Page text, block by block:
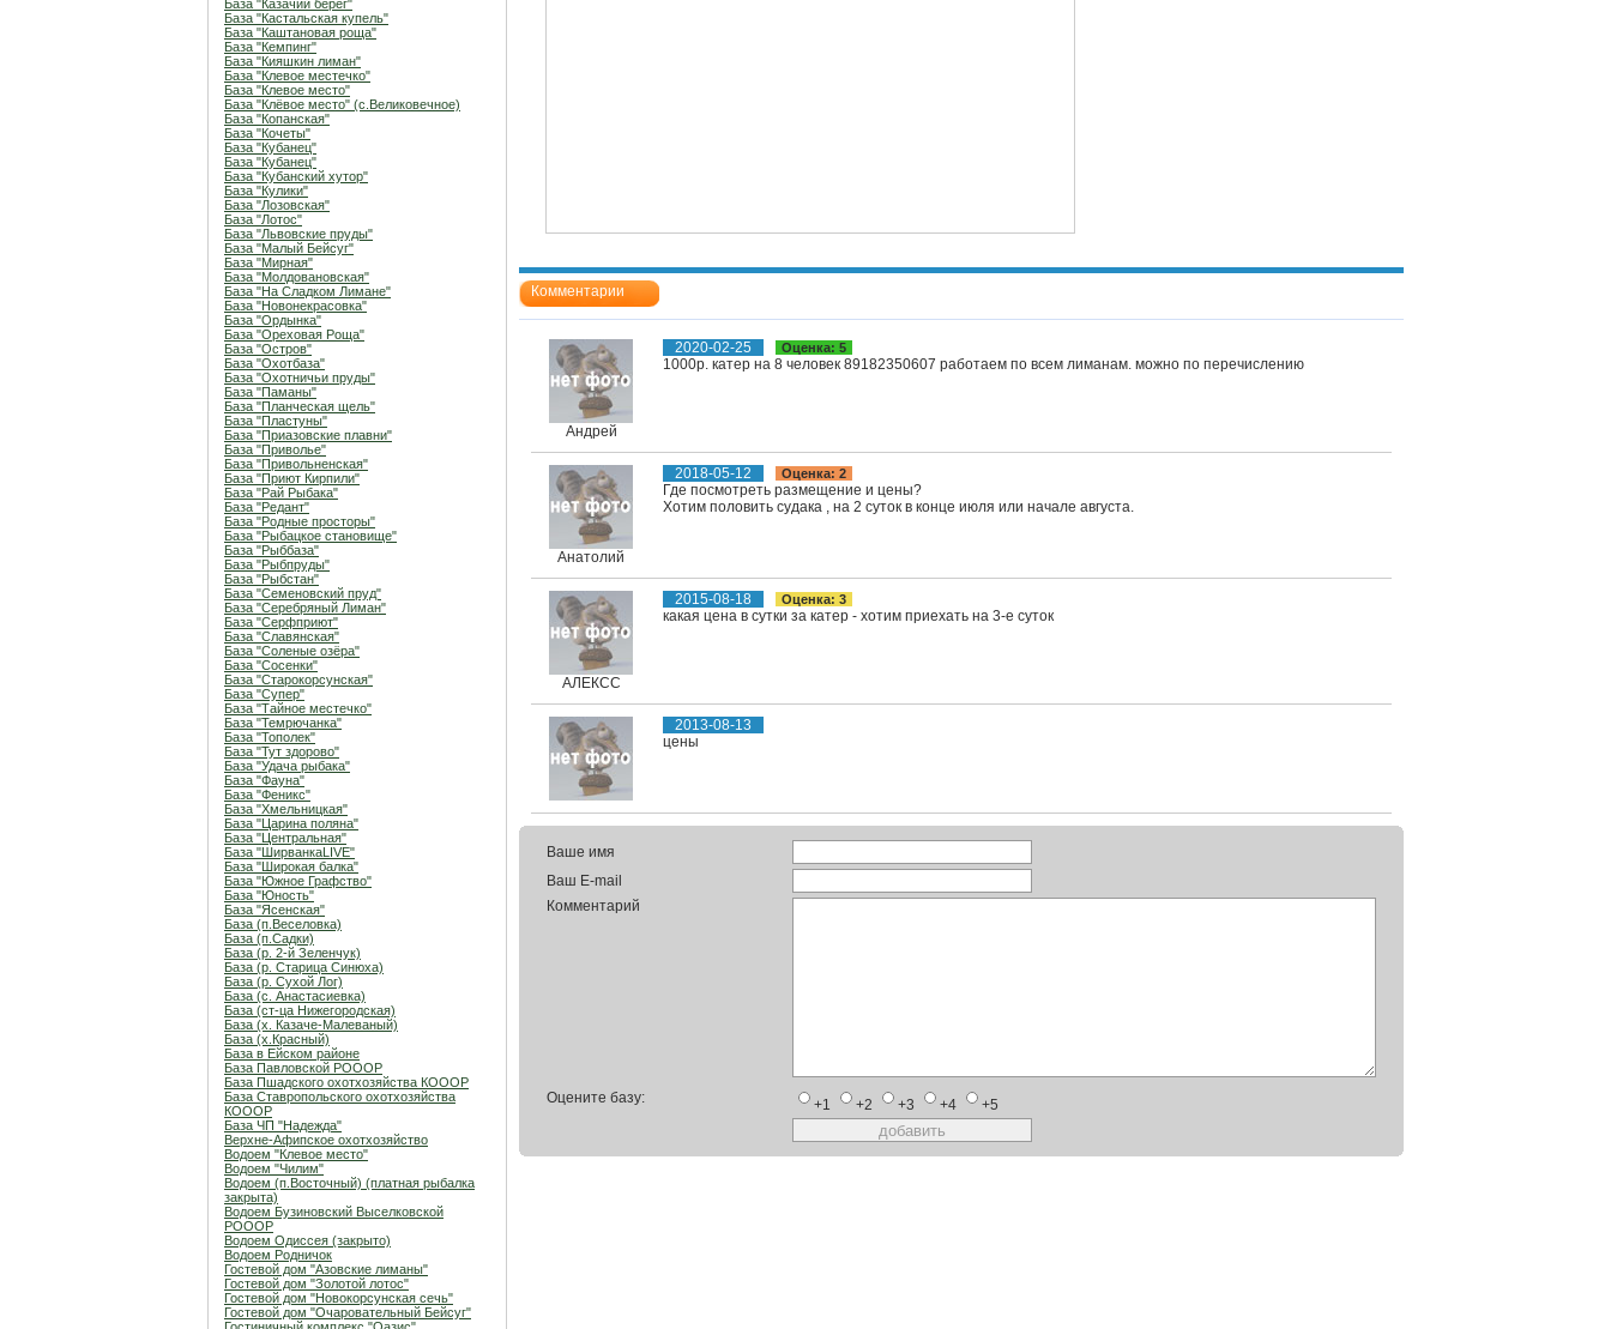
База "Казачий берег"
База "Кастальская купель"
База "Каштановая роща"
База "Кемпинг"
База "Кияшкин лиман"
База "Клевое местечко"
База "Клевое место"
База "Клёвое место" (с.Великовечное)
База "Копанская"
База "Кочеты"
База "Кубанец"
База "Кубанец"
База "Кубанский хутор"
База "Кулики"
База "Лозовская"
База "Лотос"
База "Львовские пруды"
База "Малый Бейсуг"
База "Мирная"
База "Молдовановская"
База "На Сладком Лимане"
База "Новонекрасовка"
База "Ордынка"
База "Ореховая Роща"
База "Остров"
База "Охотбаза"
База "Охотничьи пруды"
База "Паманы"
База "Планческая щель"
База "Пластуны"
База "Приазовские плавни"
База "Приволье"
База "Привольненская"
База "Приют Кирпили"
База "Рай Рыбака"
База "Редант"
База "Родные просторы"
База "Рыбацкое становище"
База "Рыббаза"
База "Рыбпруды"
База "Рыбстан"
База "Семеновский пруд"
База "Серебряный Лиман"
База "Серфприют"
База "Славянская"
База "Соленые озёра"
База "Сосенки"
База "Старокорсунская"
База "Супер"
База "Тайное местечко"
База "Темрючанка"
База "Тополек"
База "Тут здорово"
База "Удача рыбака"
База "Фауна"
База "Феникс"
База "Хмельницкая"
База "Царина поляна"
База "Центральная"
База "ШирванкаLIVE"
База "Широкая балка"
База "Южное Графство"
База "Юность"
База "Ясенская"
База (п.Веселовка)
База (п.Садки)
База (р. 2-й Зеленчук)
База (р. Старица Синюха)
База (р. Сухой Лог)
База (с. Анастасиевка)
База (ст-ца Нижегородская)
База (х. Казаче-Малеваный)
База (х.Красный)
База в Ейском районе
База Павловской РОООР
База Пшадского охотхозяйства КОООР
База Ставропольского охотхозяйства
КОООР
База ЧП "Надежда"
Верхне-Афипское охотхозяйство
Водоем "Клевое место"
Водоем "Чилим"
Водоем (п.Восточный) (платная рыбалка
закрыта)
Водоем Бузиновский Выселковской
РОООР
Водоем Одиссея (закрыто)
Водоем Родничок
Гостевой дом "Азовские лиманы"
Гостевой дом "Золотой лотос"
Гостевой дом "Новокорсунская сечь"
Гостевой дом "Очаровательный Бейсуг"
Комментарии
Андрей
2020-02-25 Оценка: 5
1000р. катер на 8 человек 89182350607 работаем по всем лиманам. можно по перечислению
Анатолий
2018-05-12 Оценка: 2
Где посмотреть размещение и цены?
Хотим половить судака , на 2 суток в конце июля или начале августа.
АЛЕКСС
2015-08-18 Оценка: 3
какая цена в сутки за катер - хотим приехать на 3-е суток
2013-08-13
цены
Ваше имя
Ваш E-mail
Комментарий
Оцените базу: +1 +2 +3 +4 +5